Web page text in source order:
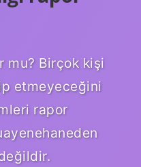
mu? Birçok kişi
etmeyeceğini
rapor